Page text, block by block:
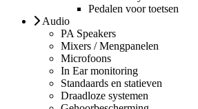
Pedalen voor toetsen
Audio
PA Speakers
Mixers / Mengpanelen
Microfoons
In Ear monitoring
Standaards en statieven
Draadloze systemen